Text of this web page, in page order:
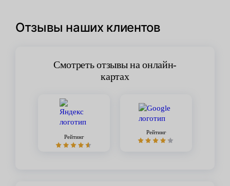
Отзывы наших клиентов
Смотреть отзывы на онлайн-
картах
Рейтинг
Рейтинг